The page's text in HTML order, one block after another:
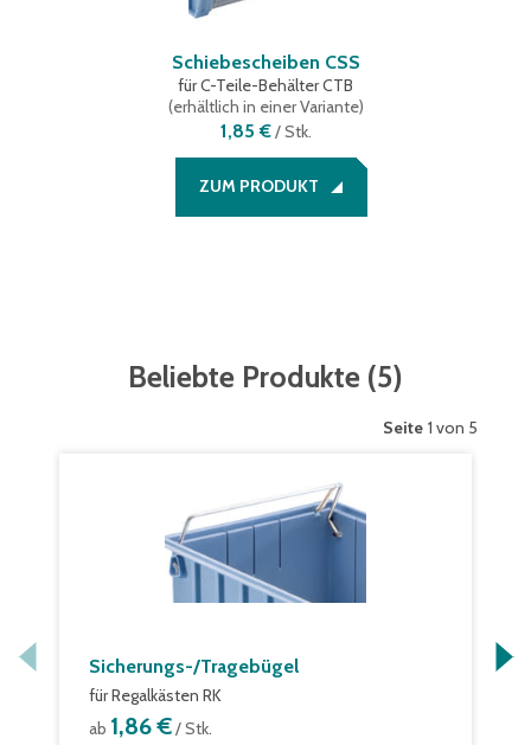
Schiebescheiben CSS
für C-Teile-Behälter CTB
(erhältlich in einer Variante)
1,85 €/Stk.
ZUM PRODUKT
Beliebte Produkte (5)
Seite 1 von 5
Sicherungs-/Tragebügel
für Regalkästen RK
ab 1,86 €/ Stk.